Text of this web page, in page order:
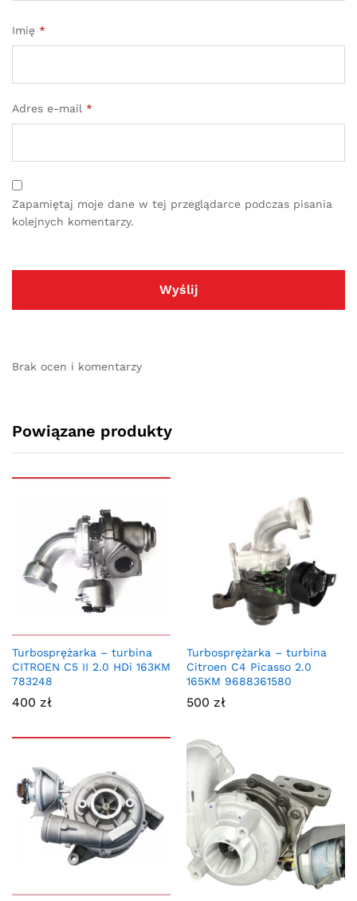
Imię *
Adres e-mail *
Zapamiętaj moje dane w tej przeglądarce podczas pisania
kolejnych komentarzy.
Brak ocen i komentarzy
Powiązane produkty
Turbosprężarka – turbina
CITROEN C5 II 2.0 HDi 163KM
783248
400 zł
Turbosprężarka – turbina
Citroen C4 Picasso 2.0
165KM 9688361580
500 zł